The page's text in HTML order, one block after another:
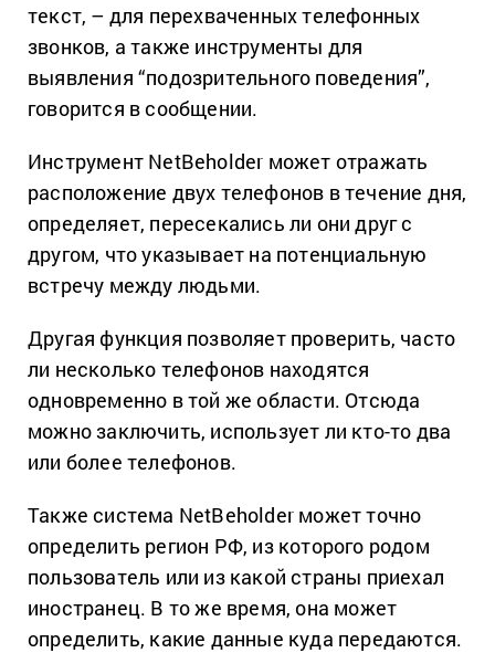
текст, – для перехваченных телефонных
звонков, а также инструменты для
выявления “подозрительного поведения”,
говорится в сообщении.
Инструмент NetBeholder может отражать
расположение двух телефонов в течение дня,
определяет, пересекались ли они друг с
другом, что указывает на потенциальную
встречу между людьми.
Другая функция позволяет проверить, часто
ли несколько телефонов находятся
одновременно в той же области. Отсюда
можно заключить, использует ли кто-то два
или более телефонов.
Также система NetBeholder может точно
определить регион РФ, из которого родом
пользователь или из какой страны приехал
иностранец. В то же время, она может
определить, какие данные куда передаются.